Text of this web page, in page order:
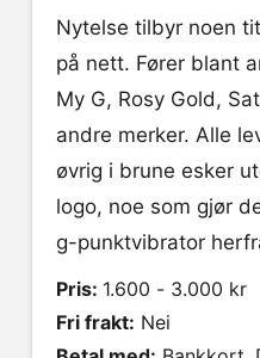
Nytelse tilbyr noen
på nett. Fører blant
My G, Rosy Gold,
andre merker. Alle
øvrig i brune esker
logo, noe som gjør
g-punktvibrator
Pris: 1.600 - 3.000 kr
Fri frakt: Nei